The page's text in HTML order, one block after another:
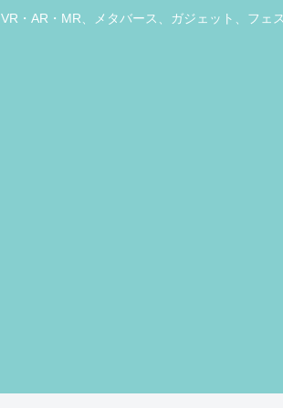
VR・AR・MR、メタバース、ガジェット、フェ